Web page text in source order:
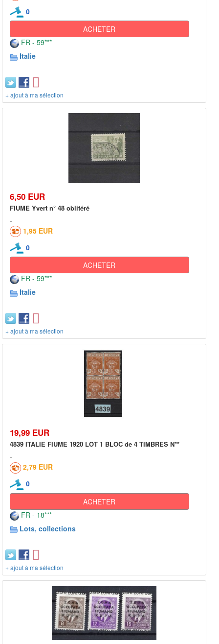
0
ACHETER
FR - 59***
Italie
+ ajout à ma sélection
6,50 EUR
FIUME Yvert n° 48 oblitéré
1,95 EUR
0
ACHETER
FR - 59***
Italie
+ ajout à ma sélection
19,99 EUR
4839 ITALIE FIUME 1920 LOT 1 BLOC de 4 TIMBRES N**
2,79 EUR
0
ACHETER
FR - 18***
Lots, collections
+ ajout à ma sélection